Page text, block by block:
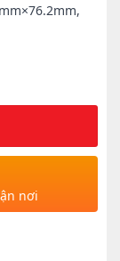
nơi